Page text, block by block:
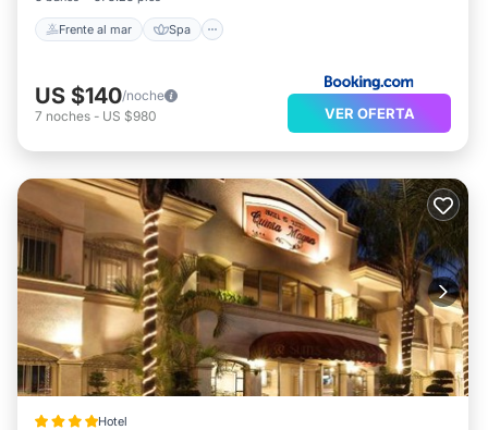
Frente al mar Spa
US $140/noche
7 noches - US $980 VER OFERTA
Hotel